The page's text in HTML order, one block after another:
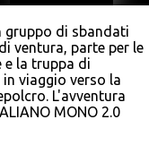
gruppo di sbandati
ventura, parte per le
e la truppa di
viaggio verso la
L'avventura
MONO 2.0